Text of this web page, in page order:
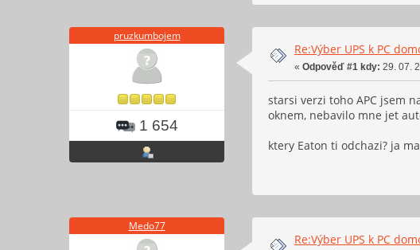
pruzkumbojem
1 654
Re:Výber UPS k PC
« Odpověď #1 kdy: 29. 07.
starsi verzi toho APC jsem
oknem, nebavilo mne jet
ktery Eaton ti odchazi? ja
Medo77
Re:Výber UPS k PC